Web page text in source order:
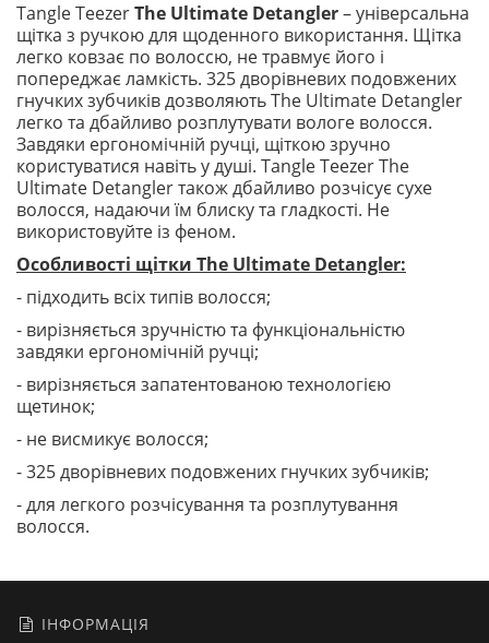
Tangle TeezerThe Ultimate Detangler– універсальна
щітка з ручкою для щоденного використання. Щітка
легко ковзає по волоссю, не травмує його і
попереджає ламкість. 325 дворівневих подовжених
гнучких зубчиків дозволяють The Ultimate Detangler
легко та дбайливо розплутувати вологе волосся.
Завдяки ергономічній ручці, щіткою зручно
користуватися навіть у душі. Tangle Teezer The
Ultimate Detangler також дбайливо розчісує сухе
волосся, надаючи їм блиску та гладкості. Не
використовуйте із феном.
Особливості щітки The Ultimate Detangler:
- підходить всіх типів волосся;
- вирізняється зручністю та функціональністю
завдяки ергономічній ручці;
- вирізняється запатентованою технологією
щетинок;
- не висмикує волосся;
- 325 дворівневих подовжених гнучких зубчиків;
- для легкого розчісування та розплутування
волосся.
ІНФОРМАЦІЯ